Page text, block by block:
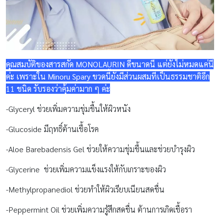
คุณสมบัติของสารสกัด MONOLAURIN ดีขนาดนี้ แต่ยังไม่หมดแค่นี้
ค่ะ เพราะใน Minoru Spary ขวดนี้ยังมีส่วนผสมที่เป็นธรรมชาติอีก
11 ชนิด รับรองว่าคุ้มค่ามาก ๆ ค่ะ
-Glyceryl ช่วยเพิ่มความชุ่มชื้นให้ผิวหนัง
-Glucoside มีฤทธิ์ต้านเชื้อโรค
-Aloe Barebadensis Gel ช่วยให้ความชุ่มชื้นและช่วยบำรุงผิว
-Glycerine ช่วยเพิ่มความแข็งแรงให้กับเกราะของผิว
-Methylpropanediol ช่วยทำให้ผิวเรียบเนียนสดชื่น
-Peppermint Oil ช่วยเพิ่มความรู้สึกสดชื่น ต้านการเกิดเชื้อรา